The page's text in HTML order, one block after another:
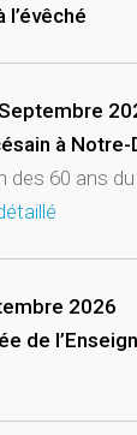
l’évêché
à
des 60 ans du
2026
de